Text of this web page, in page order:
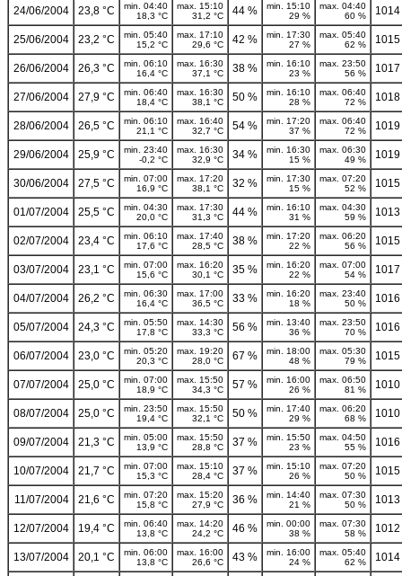
24/06/2004 23,8 °C
min. 04:40
18,3 °C
max. 15:10
31,2 °C
44 %
min. 15:10
29 %
max. 04:40
60 %
25/06/2004 23,2 °C
min. 05:40
15,2 °C
max. 17:10
29,6 °C
42 %
min. 17:30
27 %
max. 05:40
62 %
26/06/2004 26,3 °C
min. 06:10
16,4 °C
max. 16:30
37,1 °C
38 %
min. 16:10
23 %
max. 23:50
56 %
27/06/2004 27,9 °C
min. 06:40
18,4 °C
max. 16:30
38,1 °C
50 %
min. 16:10
28 %
max. 06:40
72 %
28/06/2004 26,5 °C
min. 06:10
21,1 °C
max. 16:40
32,7 °C
54 %
min. 17:20
37 %
max. 06:40
72 %
29/06/2004 25,9 °C
min. 23:40
-0,2 °C
max. 16:30
32,9 °C
34 %
min. 16:30
15 %
max. 06:30
49 %
30/06/2004 27,5 °C
min. 07:00
16,9 °C
max. 17:20
38,1 °C
32 %
min. 17:30
15 %
max. 07:20
52 %
01/07/2004 25,5 °C
min. 04:30
20,0 °C
max. 17:30
31,3 °C
44 %
min. 16:10
31 %
max. 04:30
59 %
02/07/2004 23,4 °C
min. 06:10
17,6 °C
max. 17:40
28,5 °C
38 %
min. 17:20
22 %
max. 06:20
56 %
03/07/2004 23,1 °C
min. 07:00
15,6 °C
max. 16:20
30,1 °C
35 %
min. 16:20
22 %
max. 07:00
54 %
04/07/2004 26,2 °C
min. 06:30
16,4 °C
max. 17:00
36,5 °C
33 %
min. 16:20
18 %
max. 23:40
50 %
05/07/2004 24,3 °C
min. 05:50
17,8 °C
max. 14:30
33,3 °C
56 %
min. 13:40
36 %
max. 23:50
70 %
06/07/2004 23,0 °C
min. 05:20
20,3 °C
max. 19:20
28,0 °C
67 %
min. 18:00
48 %
max. 05:30
79 %
07/07/2004 25,0 °C
min. 07:00
18,9 °C
max. 15:50
34,3 °C
57 %
min. 16:00
26 %
max. 06:50
81 %
08/07/2004 25,0 °C
min. 23:50
19,4 °C
max. 15:50
32,1 °C
50 %
min. 17:40
29 %
max. 06:20
68 %
09/07/2004 21,3 °C
min. 05:00
13,9 °C
max. 15:50
28,8 °C
37 %
min. 15:50
23 %
max. 04:50
55 %
10/07/2004 21,7 °C
min. 07:00
15,3 °C
max. 15:10
28,4 °C
37 %
min. 15:10
26 %
max. 07:20
50 %
11/07/2004 21,6 °C
min. 07:20
15,8 °C
max. 15:20
27,9 °C
36 %
min. 14:40
21 %
max. 07:30
50 %
12/07/2004 19,4 °C
min. 06:40
13,8 °C
max. 14:20
24,2 °C
46 %
min. 00:00
38 %
max. 07:30
58 %
13/07/2004 20,1 °C
min. 06:00
13,8 °C
max. 16:00
26,6 °C
43 %
min. 16:00
24 %
max. 05:40
62 %